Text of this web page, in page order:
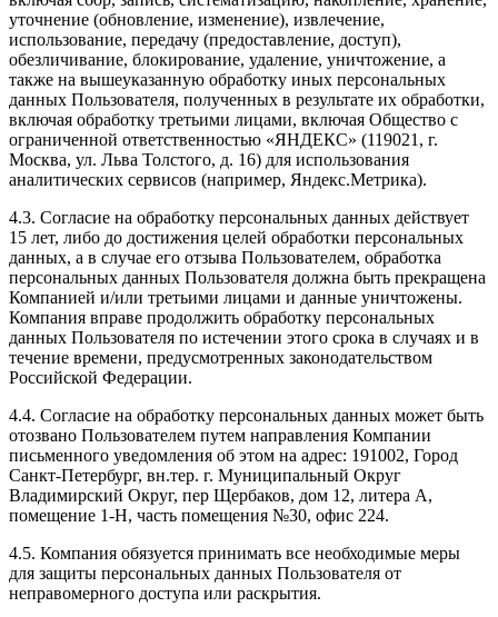
уточнение (обновление, изменение), извлечение,
использование, передачу (предоставление, доступ),
обезличивание, блокирование, удаление, уничтожение, а
также на вышеуказанную обработку иных персональных
данных Пользователя, полученных в результате их обработки,
включая обработку третьими лицами, включая Общество с
ограниченной ответственностью «ЯНДЕКС» (119021, г.
Москва, ул. Льва Толстого, д. 16) для использования
аналитических сервисов (например, Яндекс.Метрика).
4.3. Согласие на обработку персональных данных действует
15 лет, либо до достижения целей обработки персональных
данных, а в случае его отзыва Пользователем, обработка
персональных данных Пользователя должна быть прекращена
Компанией и/или третьими лицами и данные уничтожены.
Компания вправе продолжить обработку персональных
данных Пользователя по истечении этого срока в случаях и в
течение времени, предусмотренных законодательством
Российской Федерации.
4.4. Согласие на обработку персональных данных может быть
отозвано Пользователем путем направления Компании
письменного уведомления об этом на адрес: 191002, Город
Санкт-Петербург, вн.тер. г. Муниципальный Округ
Владимирский Округ, пер Щербаков, дом 12, литера А,
помещение 1-Н, часть помещения №30, офис 224.
4.5. Компания обязуется принимать все необходимые меры
для защиты персональных данных Пользователя от
неправомерного доступа или раскрытия.